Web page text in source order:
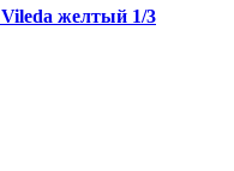
желтый 1/3